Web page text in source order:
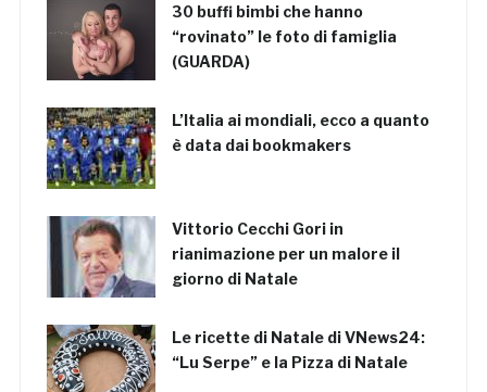
30 buffi bimbi che hanno
“rovinato” le foto di famiglia
(GUARDA)
L’Italia ai mondiali, ecco a quanto
è data dai bookmakers
Vittorio Cecchi Gori in
rianimazione per un malore il
giorno di Natale
Le ricette di Natale di VNews24:
“Lu Serpe” e la Pizza di Natale